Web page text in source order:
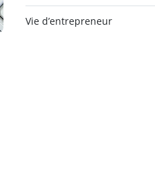
Vie d’entrepreneur